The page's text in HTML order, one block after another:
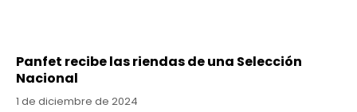
Panfet recibe las riendas de una Selección
Nacional
1 de diciembre de 2024